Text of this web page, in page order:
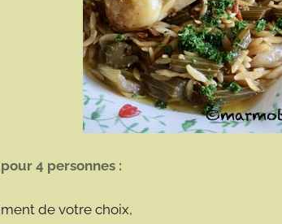
4 personnes :
de votre choix,